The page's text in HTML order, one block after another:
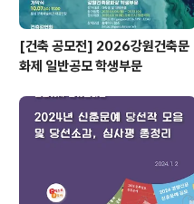
[건축 공모전] 2026강원건축문
화제 일반공모 학생부문